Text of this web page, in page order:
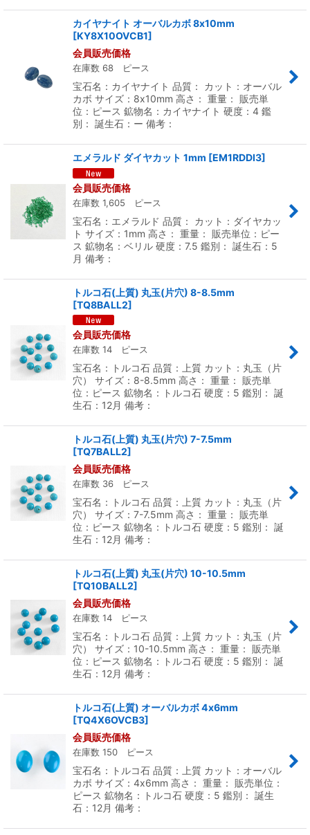
カイヤナイト オーバルカボ 8x10mm
[KY8X10OVCB1]
会員販売価格
在庫数 68 ピース
宝石名：カイヤナイト 品質： カット：オーバル
カボ サイズ：8x10mm 高さ： 重量： 販売単
位：ピース 鉱物名：カイヤナイト 硬度：4 鑑
別： 誕生石：ー 備考：
エメラルド ダイヤカット 1mm [EM1RDDI3]
会員販売価格
在庫数 1,605 ピース
宝石名：エメラルド 品質： カット：ダイヤカッ
ト サイズ：1mm 高さ： 重量： 販売単位：ピー
ス 鉱物名：ベリル 硬度：7.5 鑑別： 誕生石：5
月 備考：
トルコ石(上質) 丸玉(片穴) 8-8.5mm
[TQ8BALL2]
会員販売価格
在庫数 14 ピース
宝石名：トルコ石 品質：上質 カット：丸玉（片
穴） サイズ：8-8.5mm 高さ： 重量： 販売単
位：ピース 鉱物名：トルコ石 硬度：5 鑑別： 誕
生石：12月 備考：
トルコ石(上質) 丸玉(片穴) 7-7.5mm
[TQ7BALL2]
会員販売価格
在庫数 36 ピース
宝石名：トルコ石 品質：上質 カット：丸玉（片
穴） サイズ：7-7.5mm 高さ： 重量： 販売単
位：ピース 鉱物名：トルコ石 硬度：5 鑑別： 誕
生石：12月 備考：
トルコ石(上質) 丸玉(片穴) 10-10.5mm
[TQ10BALL2]
会員販売価格
在庫数 14 ピース
宝石名：トルコ石 品質：上質 カット：丸玉（片
穴） サイズ：10-10.5mm 高さ： 重量： 販売単
位：ピース 鉱物名：トルコ石 硬度：5 鑑別： 誕
生石：12月 備考：
トルコ石(上質) オーバルカボ 4x6mm
[TQ4X6OVCB3]
会員販売価格
在庫数 150 ピース
宝石名：トルコ石 品質：上質 カット：オーバル
カボ サイズ：4x6mm 高さ： 重量： 販売単位：
ピース 鉱物名：トルコ石 硬度：5 鑑別： 誕生
石：12月 備考：